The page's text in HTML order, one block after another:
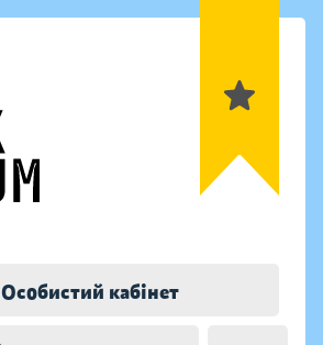
Особистий кабінет